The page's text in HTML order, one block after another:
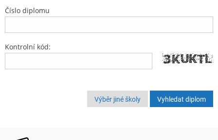
Číslo diplomu
Kontrolní kód:
Výběr jiné školy